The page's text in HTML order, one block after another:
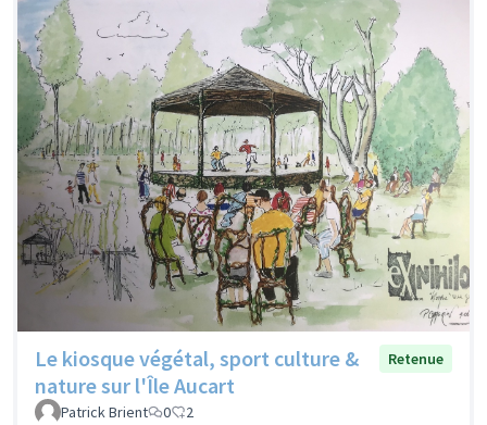
Le kiosque végétal, sport culture &
nature sur l'Île Aucart
Retenue
Patrick Brient 0 2